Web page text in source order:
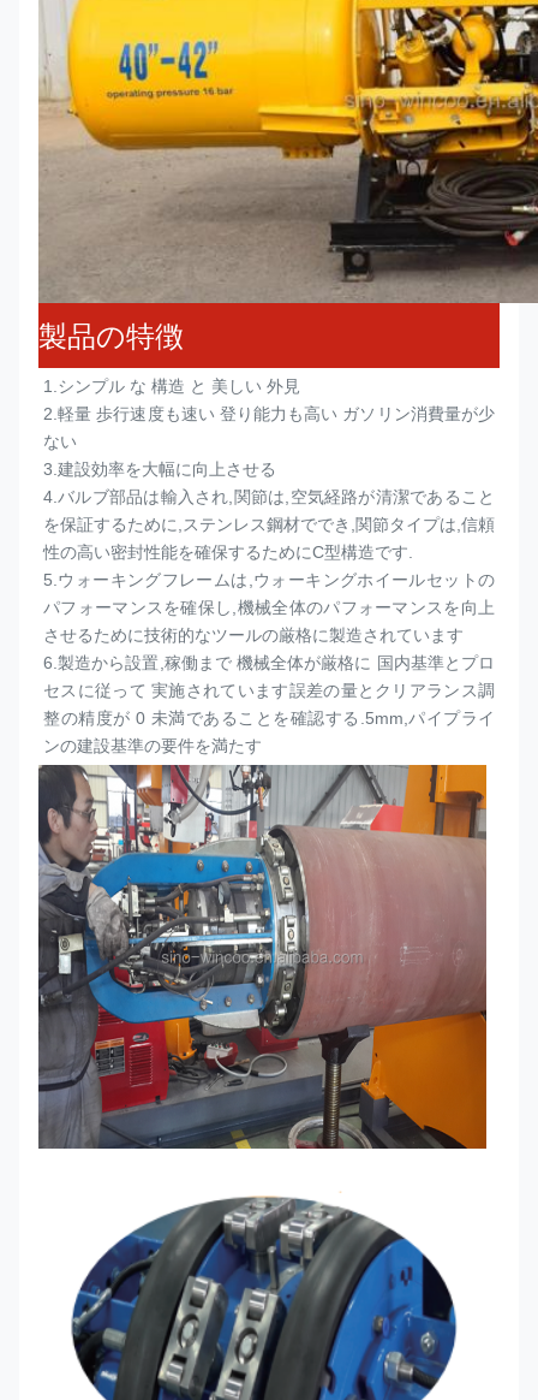
製品の特徴
1. シンプル な 構造 と 美しい 外見
2. 軽量 歩行速度も速い 登り能力も高い ガソリン消費量が少
ない
3. 建設効率を大幅に向上させる
4. バルブ部品は輸入され,関節は,空気経路が清潔であること
を保証するために,ステンレス鋼材ででき,関節タイプは,信頼
性の高い密封性能を確保するためにC型構造です.
5. ウォーキングフレームは,ウォーキングホイールセットの
パフォーマンスを確保し,機械全体のパフォーマンスを向上
させるために技術的なツールの厳格に製造されています
6. 製造から設置,稼働まで 機械全体が厳格に 国内基準とプロ
セスに従って 実施されています誤差の量とクリアランス調
整の精度が 0 未満であることを確認する.5mm,パイプライ
ンの建設基準の要件を満たす